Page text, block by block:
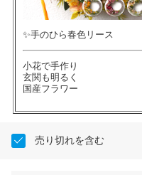
✨手のひら春色リース
小花で手作り
玄関も明るく
国産フラワー
売り切れを含む